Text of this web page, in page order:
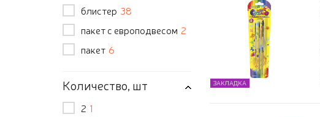
блистер 38
пакет с европодвесом 2
пакет 6
Количество, шт
2 1
ЗАКЛАДКА